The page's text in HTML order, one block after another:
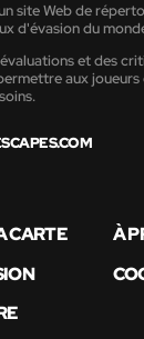
site Web de
d'évasion du
et des
aux joueurs
CARTE
À